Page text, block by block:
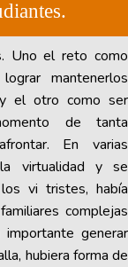
Uno el reto como
mantenerlos
y el otro como ser
de tanta
En varias
virtualidad y se
vi tristes, había
complejas
generar
hubiera forma de